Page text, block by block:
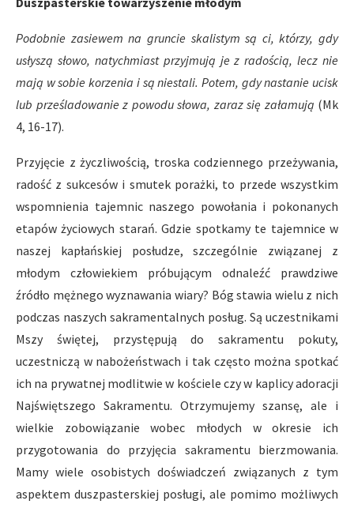
Podobnie zasiewem na gruncie skalistym są ci, którzy, gdy
usłyszą słowo, natychmiast przyjmują je z radością, lecz nie
mają w sobie korzenia i są niestali. Potem, gdy nastanie ucisk
lub prześladowanie z powodu słowa, zaraz się załamują (Mk
4, 16-17).
Przyjęcie z życzliwością, troska codziennego przeżywania,
radość z sukcesów i smutek porażki, to przede wszystkim
wspomnienia tajemnic naszego powołania i pokonanych
etapów życiowych starań. Gdzie spotkamy te tajemnice w
naszej kapłańskiej posłudze, szczególnie związanej z
młodym człowiekiem próbującym odnaleźć prawdziwe
źródło mężnego wyznawania wiary? Bóg stawia wielu z nich
podczas naszych sakramentalnych posług. Są uczestnikami
Mszy świętej, przystępują do sakramentu pokuty,
uczestniczą w nabożeństwach i tak często można spotkać
ich na prywatnej modlitwie w kościele czy w kaplicy adoracji
Najświętszego Sakramentu. Otrzymujemy szansę, ale i
wielkie zobowiązanie wobec młodych w okresie ich
przygotowania do przyjęcia sakramentu bierzmowania.
Mamy wiele osobistych doświadczeń związanych z tym
aspektem duszpasterskiej posługi, ale pomimo możliwych